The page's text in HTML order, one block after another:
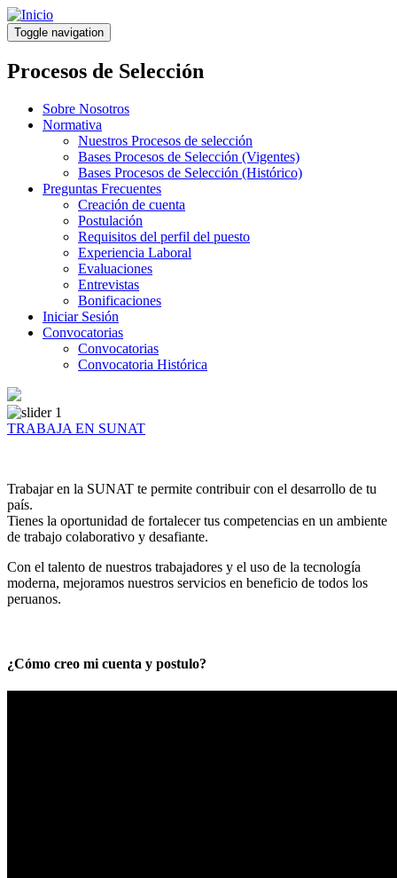
Pasar
al
contenido
principal
Toggle navigation
Procesos de Selección
Sobre Nosotros
Normativa
Nuestros Procesos de selección
Bases Procesos de Selección (Vigentes)
Bases Procesos de Selección (Histórico)
Preguntas Frecuentes
Creación de cuenta
Postulación
Requisitos del perfil del puesto
Experiencia Laboral
Evaluaciones
Entrevistas
Bonificaciones
Iniciar Sesión
Convocatorias
Convocatorias
Convocatoria Histórica
TRABAJA EN SUNAT
Trabajar en la SUNAT te permite contribuir con el desarrollo de tu
país.
Tienes la oportunidad de fortalecer tus competencias en un ambiente
de trabajo colaborativo y desafiante.
Con el talento de nuestros trabajadores y el uso de la tecnología
moderna, mejoramos nuestros servicios en beneficio de todos los
peruanos.
¿Cómo creo mi cuenta y postulo?